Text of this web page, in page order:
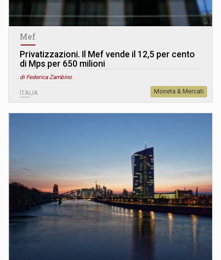
Mef
Privatizzazioni. Il Mef vende il 12,5 per cento
di Mps per 650 milioni
di Federica Zambino
ITALIA Moneta & Mercati